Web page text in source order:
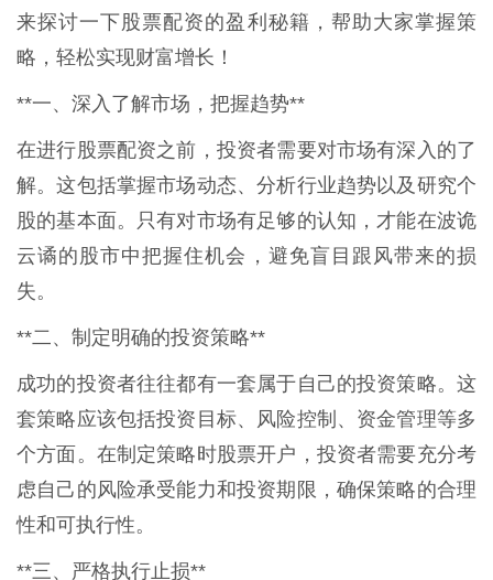
来探讨一下股票配资的盈利秘籍，帮助大家掌握策
略，轻松实现财富增长！
**一、深入了解市场，把握趋势**
在进行股票配资之前，投资者需要对市场有深入的了
解。这包括掌握市场动态、分析行业趋势以及研究个
股的基本面。只有对市场有足够的认知，才能在波诡
云谲的股市中把握住机会，避免盲目跟风带来的损
失。
**二、制定明确的投资策略**
成功的投资者往往都有一套属于自己的投资策略。这
套策略应该包括投资目标、风险控制、资金管理等多
个方面。在制定策略时股票开户，投资者需要充分考
虑自己的风险承受能力和投资期限，确保策略的合理
性和可执行性。
**三、严格执行止损**